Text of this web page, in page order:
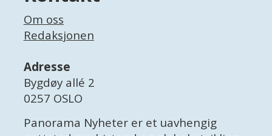
Om oss
Redaksjonen
Adresse
Bygdøy allé 2
0257 OSLO
Panorama Nyheter er et uavhengig